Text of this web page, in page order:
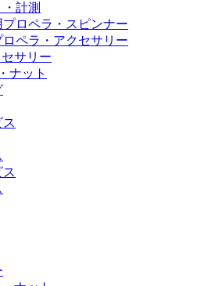
計測
ロペラ・スピンナー
ペラ・アクセサリー
セサリー
ナット